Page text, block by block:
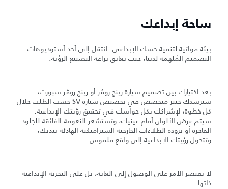
ساحة إبداعك
بيئة مواتية لتنمية حسك الإبداعي. انتقل إلى أحد أستوديوهات
التصميم المُلهمة لدينا، حيث تعانق براعة التصنيع الرؤية.
بعد اختيارك بين تصميم سيارة رينج روڤر أو رينج روڤر سبورت،
سيرشدك خبير متخصص في تخصيص سيارة SV حسب الطلب خلال
كل خطوة، لإشراكك بكل حواسك في تحقيق رؤيتك الإبداعية.
سيتم عرض الألوان أمام عينيك، وتستشعر النعومة الفائقة للجلود
الفاخرة أو برودة الطلاءات الخارجية السيراميكية الهادئة بيديك،
وتتحول رؤيتك الإبداعية إلى واقع ملموس.
لا يقتصر الأمر على الوصول إلى الغاية، بل على التجربة الإبداعية
ذاتها.